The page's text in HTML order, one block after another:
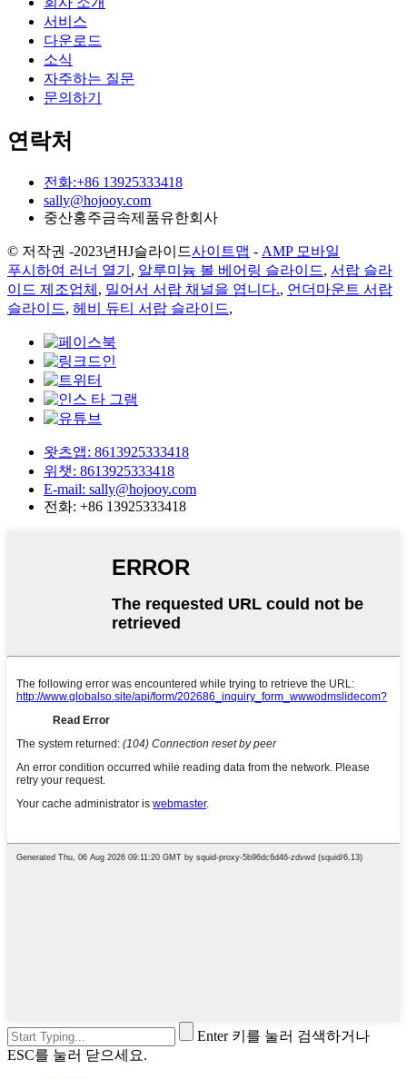
서비스
다운로드
소식
자주하는 질문
문의하기
연락처
전화:+86 13925333418
sally@hojooy.com
중산홍주금속제품유한회사
© 저작권 -2023년HJ슬라이드사이트맵 - AMP 모바일
푸시하여 러너 열기 , 알루미늄 볼 베어링 슬라이드, 서랍 슬라
이드 제조업체 , 밀어서 서랍 채널을 엽니다., 언더마운트 서랍
슬라이드, 헤비 듀티 서랍 슬라이드,
왓츠앱: 8613925333418
위챗: 8613925333418
E-mail: sally@hojooy.com
전화: +86 13925333418
Enter 키를 눌러 검색하거나
ESC를 눌러 닫으세요.